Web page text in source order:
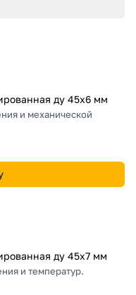
ду 45х6 мм
и механической
ду 45х7 мм
и температур.